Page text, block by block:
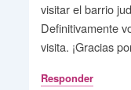
visitar el barrio
Definitivamente
visita. ¡Gracias
Responder